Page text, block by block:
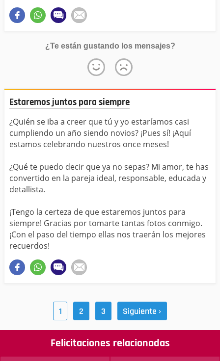
¿Te están gustando los mensajes?
Estaremos juntos para siempre
¿Quién se iba a creer que tú y yo estaríamos casi
cumpliendo un año siendo novios? ¡Pues sí! ¡Aquí
estamos celebrando nuestros once meses!
¿Qué te puedo decir que ya no sepas? Mi amor, te has
convertido en la pareja ideal, responsable, educada y
detallista.
¡Tengo la certeza de que estaremos juntos para
siempre! Gracias por tomarte tantas fotos conmigo.
¡Con el paso del tiempo ellas nos traerán los mejores
recuerdos!
1 2 3 Siguiente ›
Felicitaciones relacionadas